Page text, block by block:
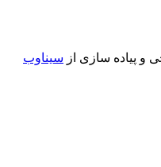
و پیاده سازی از سیناوب